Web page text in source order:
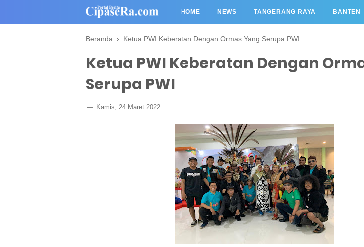
HOME NEWS TANGERANG RAYA BANTEN
Beranda › Ketua PWI Keberatan Dengan Ormas Yang Serupa PWI
Ketua PWI Keberatan Dengan
Serupa PWI
Kamis, 24 Maret 2022